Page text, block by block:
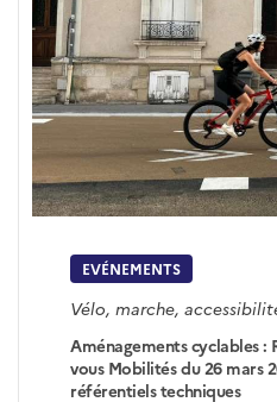
EVÉNEMENTS
Vélo, marche,
Aménagements cyclables :
vous Mobilités du 26 mars
référentiels techniques